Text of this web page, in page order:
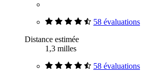
58 évaluations
Distance estimée
1,3 milles
58 évaluations